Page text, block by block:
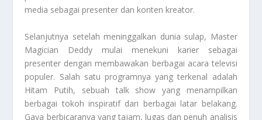
media sebagai presenter dan konten kreator.
Selanjutnya setelah meninggalkan dunia sulap, Master
Magician Deddy mulai menekuni karier sebagai
presenter dengan membawakan berbagai acara televisi
populer. Salah satu programnya yang terkenal adalah
Hitam Putih, sebuah talk show yang menampilkan
berbagai tokoh inspiratif dari berbagai latar belakang.
Gaya berbicaranya yang tajam, lugas dan penuh analisis